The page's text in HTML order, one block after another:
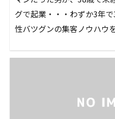
グで起業・・・わずか3年
性バツグンの集客ノウハウ